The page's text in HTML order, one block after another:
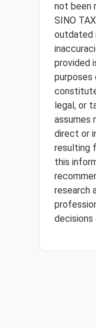
not been
SINO
outdated
provided
purposes
legal, or
assumes
direct or
resulting
this
research
decisions